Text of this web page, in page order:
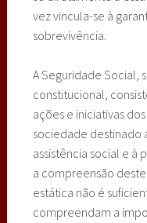
vez vincula-se à
sobrevivência.
A Seguridade Social,
constitucional,
ações e iniciativas
sociedade destinado
assistência social e à
a compreensão
estática não é
compreendam a